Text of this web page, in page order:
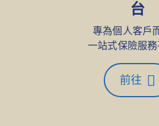
台
專為個人客戶
一站式保險服務
前往